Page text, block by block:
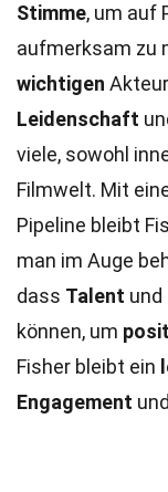
Stimme, um auf
aufmerksam zu
wichtigen
Leidenschaft
viele, sowohl
Filmwelt. Mit
Pipeline bleibt
man im Auge
dass Talent und
können, um
Fisher bleibt ein
Engagement und